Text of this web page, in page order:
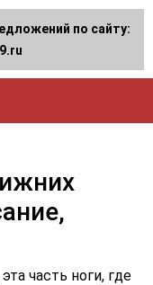
часть ноги, где
по сайту: